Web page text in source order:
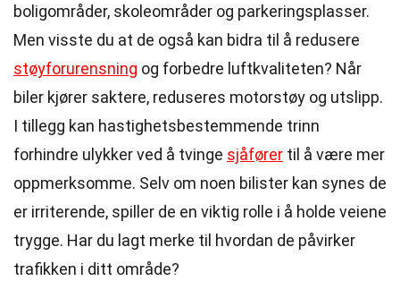
boligområder, skoleområder og parkeringsplasser.
Men visste du at de også kan bidra til å redusere
støyforurensning og forbedre luftkvaliteten? Når
biler kjører saktere, reduseres motorstøy og utslipp.
I tillegg kan hastighetsbestemmende trinn
forhindre ulykker ved å tvinge sjåfører til å være mer
oppmerksomme. Selv om noen bilister kan synes de
er irriterende, spiller de en viktig rolle i å holde veiene
trygge. Har du lagt merke til hvordan de påvirker
trafikken i ditt område?